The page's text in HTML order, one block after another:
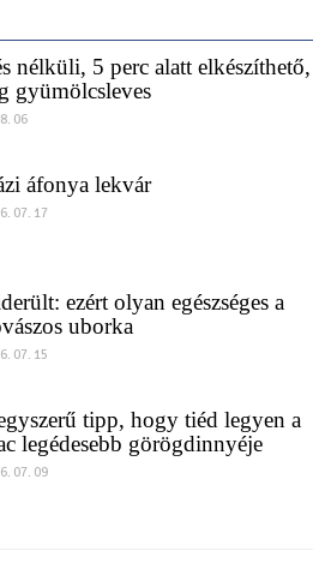
nélküli, 5 perc alatt elkészíthető,
gyümölcsleves
áfonya lekvár
ezért olyan egészséges a
uborka
tipp, hogy tiéd legyen a
legédesebb görögdinnyéje